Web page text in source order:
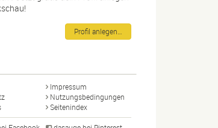
Profil anlegen…
Impressum
Nutzungsbedingungen
Seitenindex